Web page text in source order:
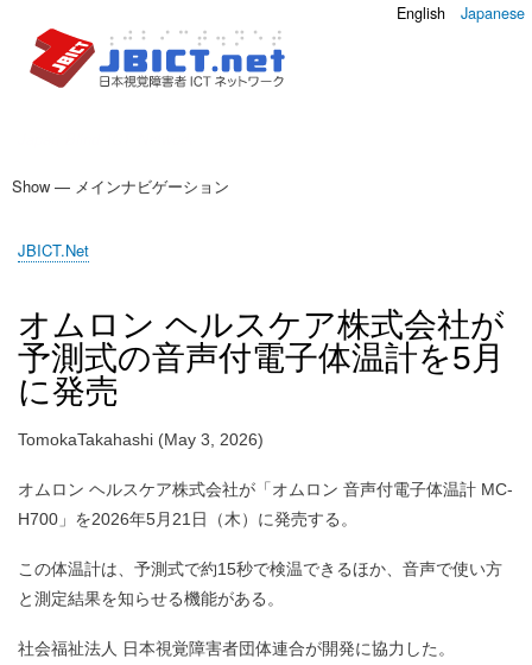
English Japanese
メ
ン
ゲ
Show — メインナビゲーション
Home
JBICT Journal
調査
JBICT Updates
You
Here
JBICT.Net
オムロン ヘルスケア株式会社が
予測式の音声付電子体温計を5月
に発売
TomokaTakahashi (May 3, 2026)
オムロン ヘルスケア株式会社が「オムロン 音声付電子体温計 MC-
H700」を2026年5月21日（木）に発売する。
この体温計は、予測式で約15秒で検温できるほか、音声で使い方
と測定結果を知らせる機能がある。
社会福祉法人 日本視覚障害者団体連合が開発に協力した。